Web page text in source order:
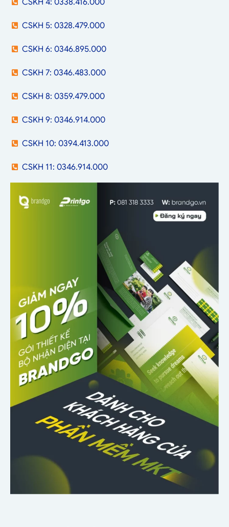
CSKH 5: 0328.479.000
CSKH 6: 0346.895.000
CSKH 7: 0346.483.000
CSKH 8: 0359.479.000
CSKH 9: 0346.914.000
CSKH 10: 0394.413.000
CSKH 11: 0346.914.000